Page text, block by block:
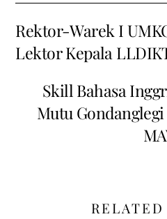
Rektor-Warek I
Lektor Kepala
Skill Bahasa
Mutu
RELATED